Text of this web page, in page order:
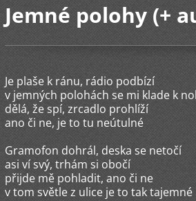
Jemné polohy (+
Je plaše k ránu, rádio podbízí
v jemných polohách se mi klade k
dělá, že spí, zrcadlo prohlíží
ano či ne, je to tu neútulné
Gramofon dohrál, deska se netočí
asi ví svý, trhám si obočí
přijde mě pohladit, ano či ne
v tom světle z ulice je to tak tajemné